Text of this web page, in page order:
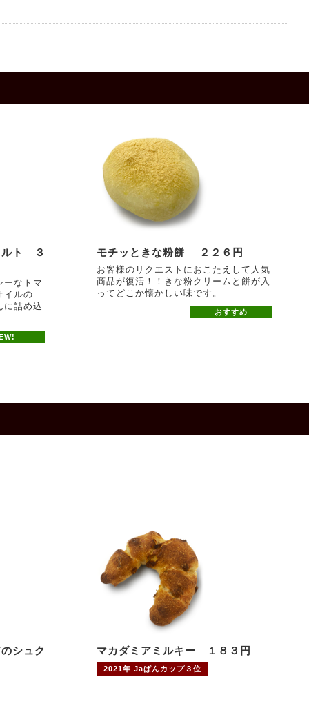
ルト ３
ーなトマ
イルの
に詰め込
モチッときな粉餅 ２２６円
お客様のリクエストにおこたえして人気
商品が復活！！きな粉クリームと餅が入
ってどこか懐かしい味です。
おすすめ
シュク
マカダミアミルキー １８３円
2021年 Jaぱんカップ３位